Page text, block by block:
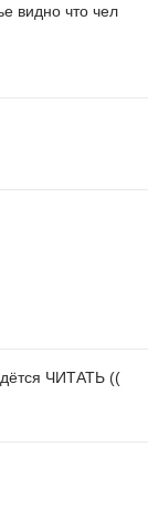
видно что чел
ЧИТАТЬ ((